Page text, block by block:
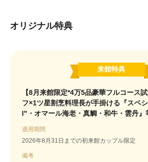
オリジナル特典
来館特典
【8月来館限定*4万5品豪華フルコース
フ×1ツ星割烹料理長が手掛ける『スペ
I"・オマール海老・真鯛・和牛・雲丹』
適用期間
2026年8月31日までの初来館カップル限定
備考